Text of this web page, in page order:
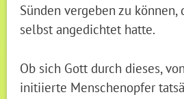
Sünden vergeben zu
selbst angedichtet hatte.
Ob sich Gott durch dieses,
initiierte Menschenopfer